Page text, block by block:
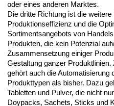
oder eines anderen Marktes.
Die dritte Richtung ist die weitere
Produktionseffizienz und die
Sortimentsangebots von
Produkten, die kein Potenzial
Zusammensetzung einiger
Gestaltung ganzer
gehört auch die Automatisierung
Produkttypen als bisher. Dazu
Tabletten und Pulver, die nicht
Doypacks, Sachets, Sticks und